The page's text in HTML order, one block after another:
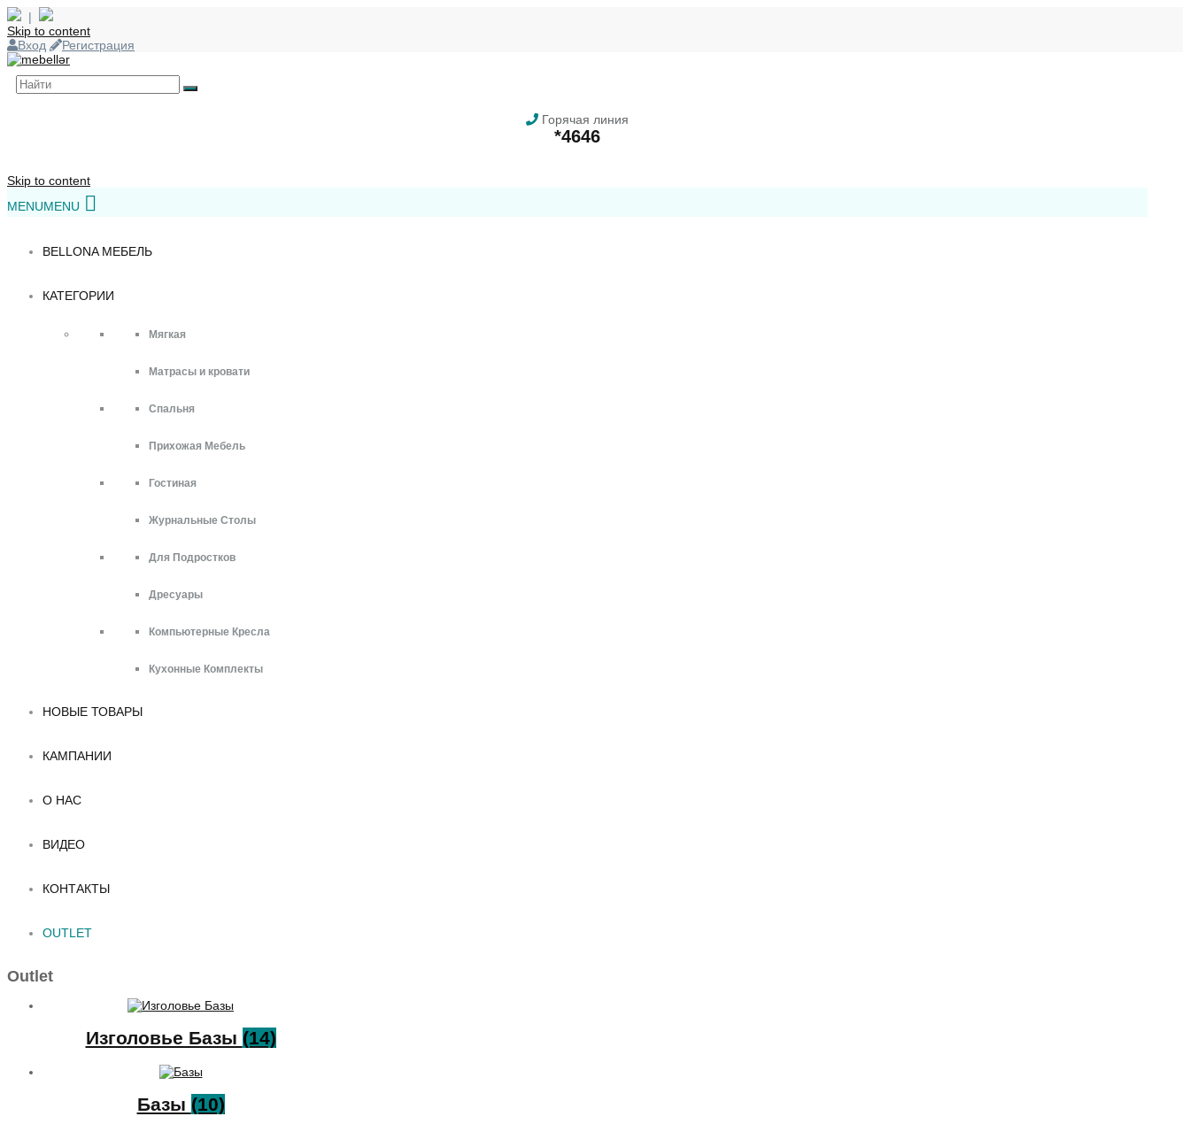
|
Skip to content
Вход
Регистрация
Горячая линия
*4646
Skip to content
MENUMENU
BELLONA МЕБЕЛЬ
КАТЕГОРИИ
Мягкая
Матрасы и кровати
Спальня
Прихожая Мебель
Гостиная
Журнальные Столы
Для Подростков
Дресуары
Компьютерные Кресла
Кухонные Комплекты
НОВЫЕ ТОВАРЫ
КАМПАНИИ
О НАС
ВИДЕО
КОНТАКТЫ
OUTLET
Outlet
Изголовьe Базы (14)
Базы (10)